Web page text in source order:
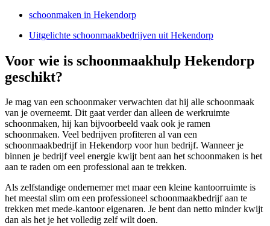
schoonmaken in Hekendorp
Uitgelichte schoonmaakbedrijven uit Hekendorp
Voor wie is schoonmaakhulp Hekendorp
geschikt?
Je mag van een schoonmaker verwachten dat hij alle schoonmaak
van je overneemt. Dit gaat verder dan alleen de werkruimte
schoonmaken, hij kan bijvoorbeeld vaak ook je ramen
schoonmaken. Veel bedrijven profiteren al van een
schoonmaakbedrijf in Hekendorp voor hun bedrijf. Wanneer je
binnen je bedrijf veel energie kwijt bent aan het schoonmaken is het
aan te raden om een professional aan te trekken.
Als zelfstandige ondernemer met maar een kleine kantoorruimte is
het meestal slim om een professioneel schoonmaakbedrijf aan te
trekken met mede-kantoor eigenaren. Je bent dan netto minder kwijt
dan als het je het volledig zelf wilt doen.